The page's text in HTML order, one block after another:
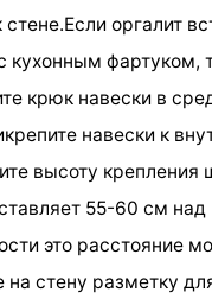
стене.Если оргалит
кухонным фартуком,
крюк навески в
навески к
высоту крепления
55-60 см
это расстояние
на стену разметку